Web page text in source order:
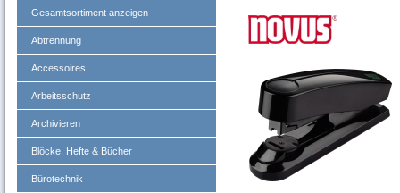
Gesamtsortiment anzeigen
Abtrennung
Accessoires
Arbeitsschutz
Archivieren
Blöcke, Hefte & Bücher
Bürotechnik